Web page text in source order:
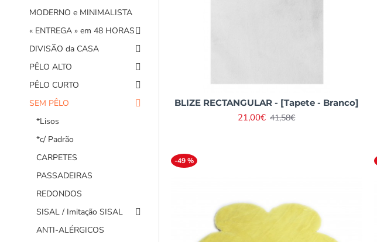
MODERNO e MINIMALISTA
« ENTREGA » em 48 HORAS
DIVISÃO da CASA
PÊLO ALTO
PÊLO CURTO
SEM PÊLO
*Lisos
*c/ Padrão
CARPETES
PASSADEIRAS
REDONDOS
SISAL / Imitação SISAL
ANTI-ALÉRGICOS
BLIZE RECTANGULAR - [Tapete - Branco]
21,00€ 41,58€
-49 %